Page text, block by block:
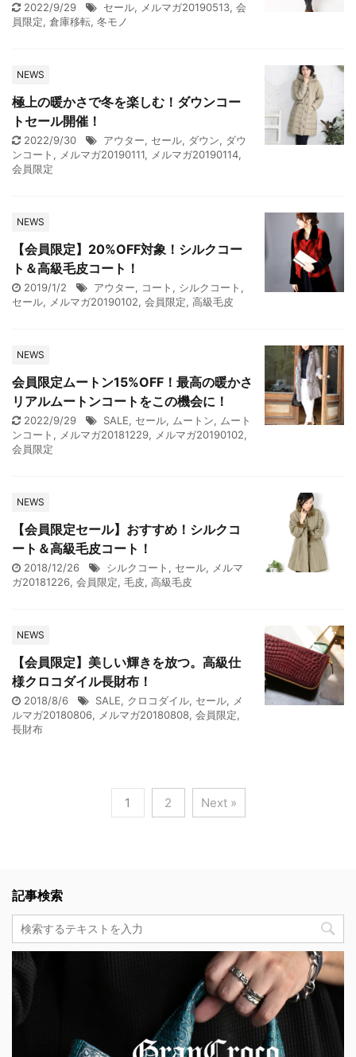
2022/9/29 セール, メルマガ20190513, 会
員限定, 倉庫移転, 冬モノ
NEWS
極上の暖かさで冬を楽しむ！ダウンコー
トセール開催！
2022/9/30 アウター, セール, ダウン, ダウ
ンコート , メルマガ20190111, メルマガ20190114,
会員限定
NEWS
【会員限定】20%OFF対象！シルクコー
ト＆高級毛皮コート！
2019/1/2 アウター, コート , シルクコート ,
セール, メルマガ20190102, 会員限定, 高級毛皮
NEWS
会員限定ムートン15%OFF！最高の暖かさ
リアルムートンコートをこの機会に！
2022/9/29 SALE, セール, ムートン, ムート
ンコート , メルマガ20181229, メルマガ20190102,
会員限定
NEWS
【会員限定セール】おすすめ！シルクコ
ート＆高級毛皮コート！
2018/12/26 シルクコート , セール, メルマ
ガ20181226, 会員限定, 毛皮, 高級毛皮
NEWS
【会員限定】美しい輝きを放つ。高級仕
様クロコダイル長財布！
2018/8/6 SALE, クロコダイル, セール, メ
ルマガ20180806, メルマガ20180808, 会員限定,
長財布
1 2 Next »
記事検索